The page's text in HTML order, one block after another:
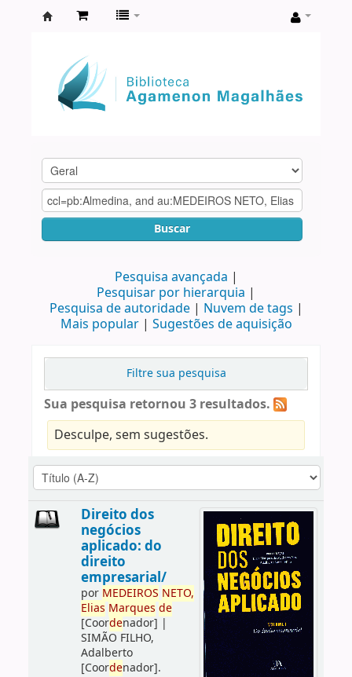
Agamenon
Magalhães
Buscar
Pesquisa avançada
Pesquisar por hierarquia
Pesquisa de autoridade
Nuvem de tags
Mais popular
Sugestões de aquisição
Filtre sua pesquisa
Sua pesquisa retornou 3 resultados.
Desculpe, sem sugestões.
Direito dos
negócios
aplicado: do
direito
empresarial/
por MEDEIROS NETO,
Elias Marques de
[Coordenador] |
SIMÃO FILHO,
Adalberto
[Coordenador].